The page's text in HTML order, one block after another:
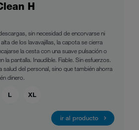
H
sin necesidad de encorvarse ni
de los lavavajillas, la capota se cierra
la cesta con una suave pulsación o
la pantalla. Inaudible. Fiable. Sin esfuerzos.
salud del personal, sino que también ahorra
dinero.
L XL
ir al producto